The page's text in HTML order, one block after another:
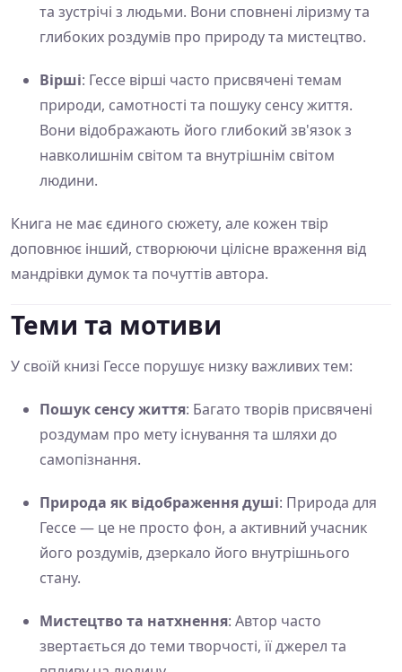
та зустрічі з людьми. Вони сповнені ліризму та
глибоких роздумів про природу та мистецтво.
Вірші: Гессе вірші часто присвячені темам
природи, самотності та пошуку сенсу життя.
Вони відображають його глибокий зв'язок з
навколишнім світом та внутрішнім світом
людини.
Книга не має єдиного сюжету, але кожен твір
доповнює інший, створюючи цілісне враження від
мандрівки думок та почуттів автора.
Теми та мотиви
У своїй книзі Гессе порушує низку важливих тем:
Пошук сенсу життя: Багато творів присвячені
роздумам про мету існування та шляхи до
самопізнання.
Природа як відображення душі: Природа для
Гессе — це не просто фон, а активний учасник
його роздумів, дзеркало його внутрішнього
стану.
Мистецтво та натхнення: Автор часто
звертається до теми творчості, її джерел та